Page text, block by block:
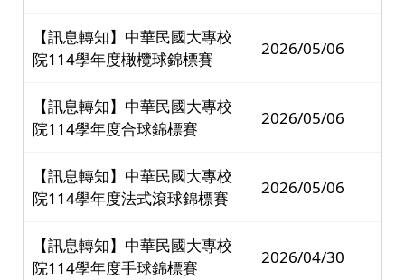
【訊息轉知】中華民國大專校
院114學年度橄欖球錦標賽
2026/05/06
【訊息轉知】中華民國大專校
院114學年度合球錦標賽
2026/05/06
【訊息轉知】中華民國大專校
院114學年度法式滾球錦標賽
2026/05/06
【訊息轉知】中華民國大專校
院114學年度手球錦標賽
2026/04/30